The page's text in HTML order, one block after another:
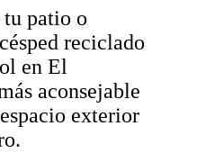
patio o
reciclado
en El
aconsejable
exterior